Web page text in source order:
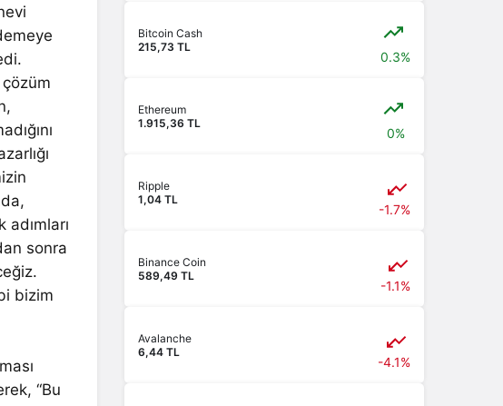
sonra
bizim
“Bu
Bitcoin Cash
215,73 TL
0.3%
Ethereum
1.915,36 TL
0%
Ripple
1,04 TL
-1.7%
Binance Coin
589,49 TL
-1.1%
Avalanche
6,44 TL
-4.1%